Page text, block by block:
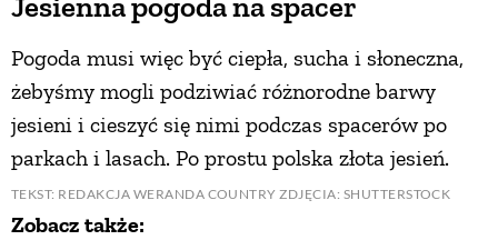
Pogoda musi więc być ciepła, sucha i słoneczna,
żebyśmy mogli podziwiać różnorodne barwy
jesieni i cieszyć się nimi podczas spacerów po
parkach i lasach. Po prostu polska złota jesień.
TEKST: REDAKCJA WERANDA COUNTRY ZDJĘCIA: SHUTTERSTOCK
Zobacz także: